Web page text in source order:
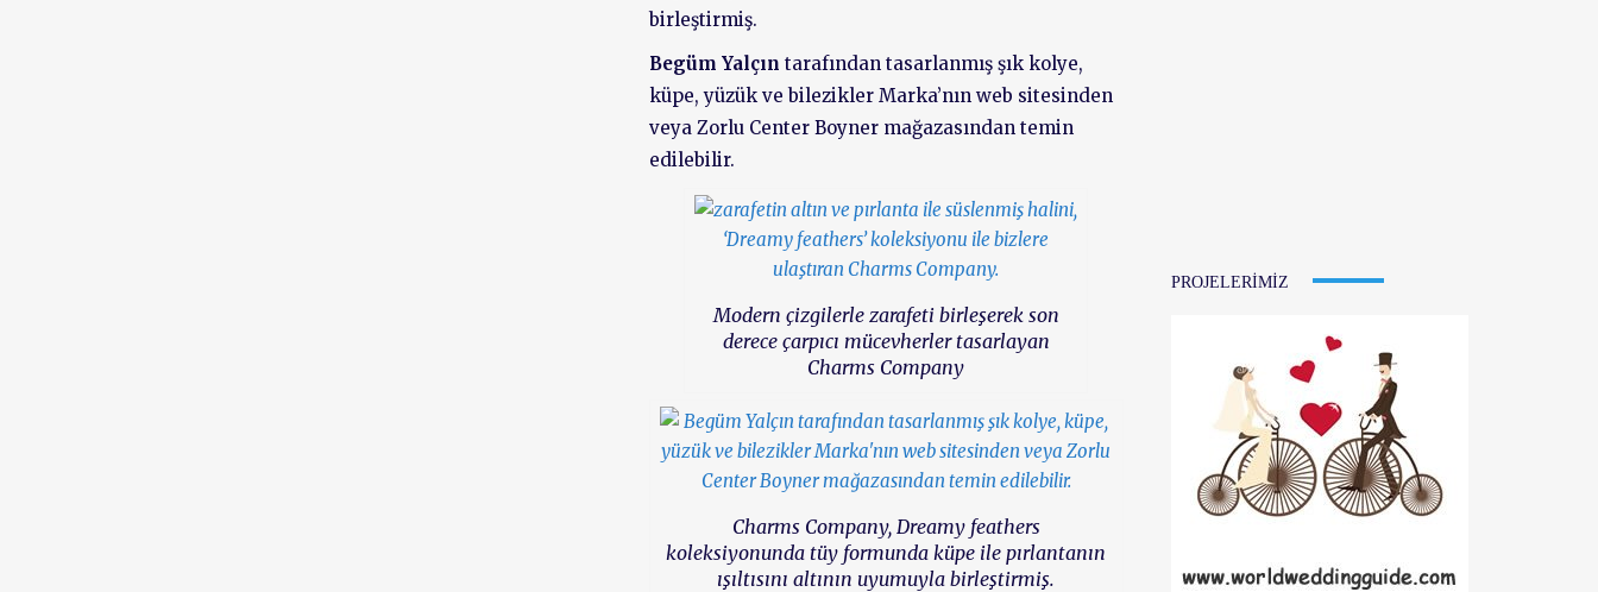
birleştirmiş.
Begüm Yalçın tarafından tasarlanmış şık kolye,
küpe, yüzük ve bilezikler Marka’nın web sitesinden
veya Zorlu Center Boyner mağazasından temin
edilebilir.
Modern çizgilerle zarafeti birleşerek son
derece çarpıcı mücevherler tasarlayan
Charms Company
Charms Company, Dreamy feathers
koleksiyonunda tüy formunda küpe ile pırlantanın
ışıltısını altının uyumuyla birleştirmiş.
PROJELERIMIZ